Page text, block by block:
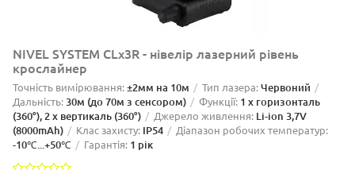
NIVEL SYSTEM CLx3R - нівелір лазерний рівень
крослайнер
Точність вимірювання:±2мм на 10м Тип лазера:Червоний
Дальність:30м (до 70м з сенсором) Функції: 1 x горизонталь
(360°), 2 x вертикаль (360°)
Джерело живлення: Li-ion 3,7V
(8000mAh)
Клас захисту: IP54 Діапазон робочих температур:
-10℃...+50℃ Гарантія: 1 рік